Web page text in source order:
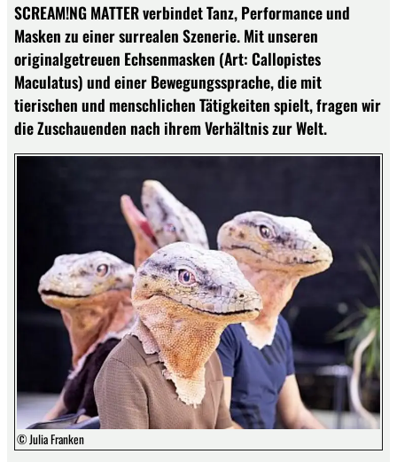
SCREAM!NG MATTER verbindet Tanz, Performance und
Masken zu einer surrealen Szenerie. Mit unseren
originalgetreuen Echsenmasken (Art: Callopistes
Maculatus) und einer Bewegungssprache, die mit
tierischen und menschlichen Tätigkeiten spielt, fragen wir
die Zuschauenden nach ihrem Verhältnis zur Welt.
© Julia Franken